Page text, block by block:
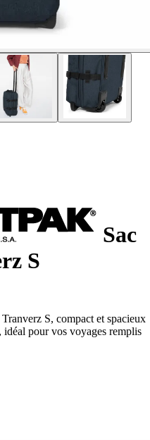
Sac
S
S, compact et spacieux
idéal pour vos voyages remplis